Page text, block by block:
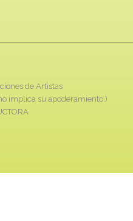
de Artistas
implica su apoderamiento.)